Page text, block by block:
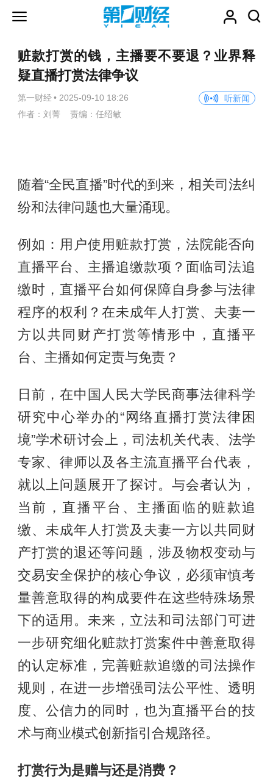
赃款打赏的钱，主播要不要退？业界释
疑直播打赏法律争议
第一财经 • 2025-09-10 18:26
听新闻
作者：刘菁 责编：任绍敏
随着“全民直播”时代的到来，相关司法纠
纷和法律问题也大量涌现。
例如：用户使用赃款打赏，法院能否向
直播平台、主播追缴款项？面临司法追
缴时，直播平台如何保障自身参与法律
程序的权利？在未成年人打赏、夫妻一
方以共同财产打赏等情形中，直播平
台、主播如何定责与免责？
日前，在中国人民大学民商事法律科学
研究中心举办的“网络直播打赏法律困
境”学术研讨会上，司法机关代表、法学
专家、律师以及各主流直播平台代表，
就以上问题展开了探讨。与会者认为，
当前，直播平台、主播面临的赃款追
缴、未成年人打赏及夫妻一方以共同财
产打赏的退还等问题，涉及物权变动与
交易安全保护的核心争议，必须审慎考
量善意取得的构成要件在这些特殊场景
下的适用。未来，立法和司法部门可进
一步研究细化赃款打赏案件中善意取得
的认定标准，完善赃款追缴的司法操作
规则，在进一步增强司法公平性、透明
度、公信力的同时，也为直播平台的技
术与商业模式创新指引合规路径。
打赏行为是赠与还是消费？